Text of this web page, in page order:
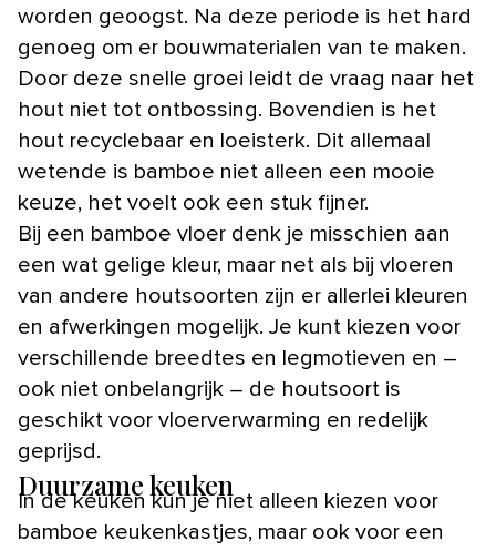
worden geoogst. Na deze periode is het hard
genoeg om er bouwmaterialen van te maken.
Door deze snelle groei leidt de vraag naar het
hout niet tot ontbossing. Bovendien is het
hout recyclebaar en loeisterk. Dit allemaal
wetende is bamboe niet alleen een mooie
keuze, het voelt ook een stuk fijner.
Bij een bamboe vloer denk je misschien aan
een wat gelige kleur, maar net als bij vloeren
van andere houtsoorten zijn er allerlei kleuren
en afwerkingen mogelijk. Je kunt kiezen voor
verschillende breedtes en legmotieven en –
ook niet onbelangrijk – de houtsoort is
geschikt voor vloerverwarming en redelijk
geprijsd.
Duurzame keuken
In de keuken kun je niet alleen kiezen voor
bamboe keukenkastjes, maar ook voor een